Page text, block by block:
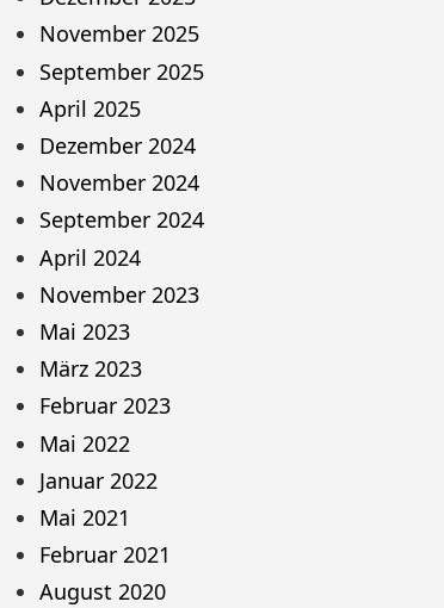
November 2025
September 2025
April 2025
Dezember 2024
November 2024
September 2024
April 2024
November 2023
Mai 2023
März 2023
Februar 2023
Mai 2022
Januar 2022
Mai 2021
Februar 2021
August 2020